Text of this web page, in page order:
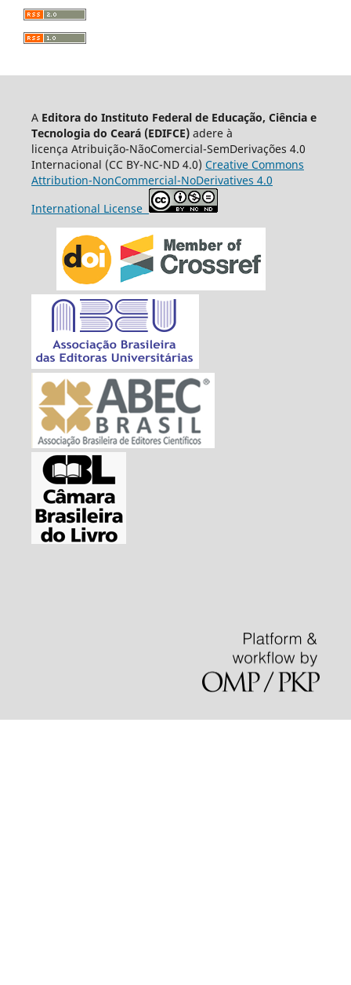
A Editora do Instituto Federal de Educação, Ciência e
Tecnologia do Ceará (EDIFCE)adere à
licença Atribuição-NãoComercial-SemDerivações 4.0
Internacional (CC BY-NC-ND 4.0) Creative Commons
Attribution-NonCommercial-NoDerivatives 4.0
International License